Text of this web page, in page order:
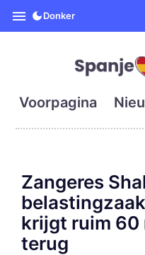
Donker
Voorpagina
Zangeres
krijgt ruim 60
terug